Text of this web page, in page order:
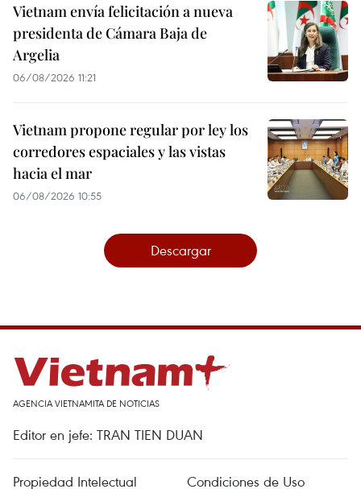
Vietnam envía felicitación a nueva
presidenta de Cámara Baja de
Argelia
06/08/2026 11:21
Vietnam propone regular por ley los
corredores espaciales y las vistas
hacia el mar
06/08/2026 10:55
Descargar
AGENCIA VIETNAMITA DE NOTICIAS
Editor en jefe: TRAN TIEN DUAN
Propiedad Intelectual Condiciones de Uso